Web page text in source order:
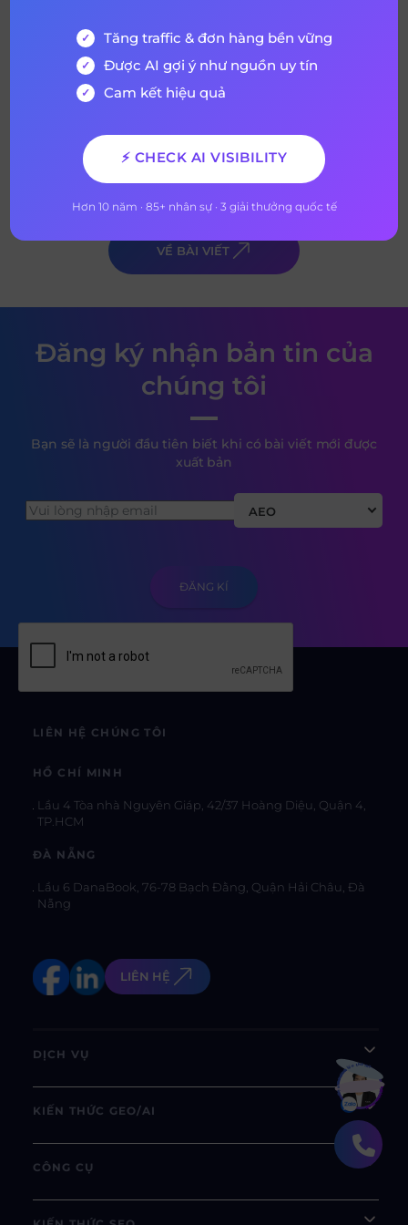
Google Assistant là phiên bản trợ lý Google
tương tự như Alexa từ Amazon hay Siri của
Apple và Cortana của Microsoft. Google
đáng kinh ngạc kể từ khi ra mắt vào năm
2016. Có lẽ Google Assistant là phiên bản trợ
lý tiên tiến và năng động […]
VỀ BÀI VIẾT
Đăng ký nhận bản tin của
chúng tôi
Bạn sẽ là người đầu tiên biết khi có bài viết mới được
xuất bản
AEO
LIÊN HỆ CHÚNG TÔI
HỒ CHÍ MINH
Lầu 4 Tòa nhà Nguyên Giáp, 42/37 Hoàng Diệu, Quận 4,
TP.HCM
ĐÀ NẴNG
Lầu 6 DanaBook, 76-78 Bạch Đằng, Quận Hải Châu, Đà
Nẵng
LIÊN HỆ
DỊCH VỤ
KIẾN THỨC GEO/AI
CÔNG CỤ
Bạn muốn hiểu thêm?Xem chi tiết
Tăng traffic & đơn hàng bền vững
Được AI gợi ý như nguồn uy tín
Cam kết hiệu quả
⚡ CHECK AI VISIBILITY
Hơn 10 năm · 85+ nhân sự · 3 giải thưởng quốc tế